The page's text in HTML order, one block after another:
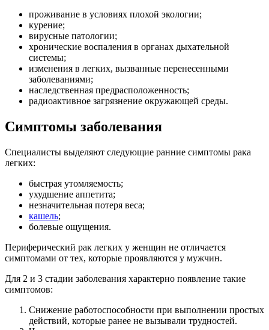
проживание в условиях плохой экологии;
курение;
вирусные патологии;
хронические воспаления в органах дыхательной
системы;
изменения в легких, вызванные перенесенными
заболеваниями;
наследственная предрасположенность;
радиоактивное загрязнение окружающей среды.
Симптомы заболевания
Специалисты выделяют следующие ранние симптомы рака
легких:
быстрая утомляемость;
ухудшение аппетита;
незначительная потеря веса;
кашель;
болевые ощущения.
Периферический рак легких у женщин не отличается
симптомами от тех, которые проявляются у мужчин.
Для 2 и 3 стадии заболевания характерно появление такие
симптомов:
Снижение работоспособности при выполнении простых
действий, которые ранее не вызывали трудностей.